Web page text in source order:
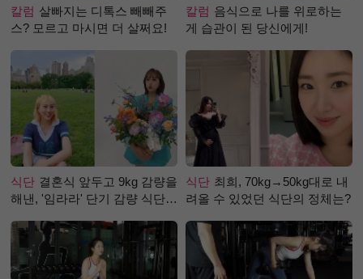
칼럼 살빠지는 디톡스 빼빼주
스? 모르고 마시면 더 살쩌요!
칼럼 음식으로 나를 위로하는
게 습관이 된 당신에게!
식단 결혼식 앞두고 9kg 감량을
해낸, '임라라' 단기 감량 식단
식단 최희, 70kg→50kg대로 내
려올 수 있었던 식단의 정체는?